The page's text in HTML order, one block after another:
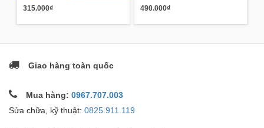
315.000₫ 490.000₫
Giao hàng toàn quốc
Mua hàng: 0967.707.003
Sửa chữa, kỹ thuật: 0825.911.119